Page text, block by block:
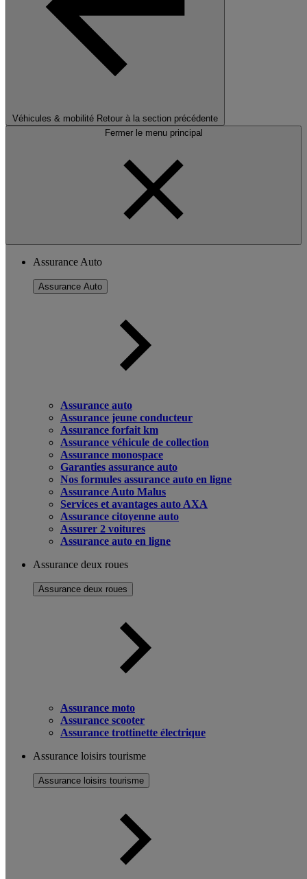
Véhicules & mobilité Retour à la section précédente
Fermer le menu principal
Assurance Auto
Assurance Auto
Assurance auto
Assurance jeune conducteur
Assurance forfait km
Assurance véhicule de collection
Assurance monospace
Garanties assurance auto
Nos formules assurance auto en ligne
Assurance Auto Malus
Services et avantages auto AXA
Assurance citoyenne auto
Assurer 2 voitures
Assurance auto en ligne
Assurance deux roues
Assurance deux roues
Assurance moto
Assurance scooter
Assurance trottinette électrique
Assurance loisirs tourisme
Assurance loisirs tourisme